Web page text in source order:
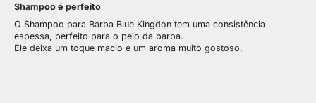
Shampoo é perfeito
O Shampoo para Barba Blue Kingdon tem uma consistência
espessa, perfeito para o pelo da barba.
Ele deixa um toque macio e um aroma muito gostoso.